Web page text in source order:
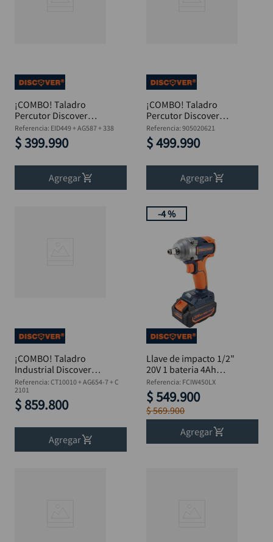
¡COMBO! Taladro
Percutor Discover
850W + Pulidora 900W
+ Kit 10 Brocas HSS
Referencia: EID449 + AG587 + 338
$399.990
Agregar
¡COMBO! Taladro
Percutor Discover
950W + Pulidora
1050W + Kit 10 Brocas
HSS
Referencia: 905020621
$499.990
Agregar
¡COMBO! Taladro
Industrial Discover
1050W + Pulidora
2400W + Juego 21
Brocas HSS
Referencia: CT10010 + AG654-7 + C
2101
$ 859.800
Agregar
-4 %
Llave de impacto 1/2"
20V 1 bateria 4Ah
Brushless Estuche
Discover
Referencia: FCIW450LX
$549.900
$569.900
Agregar